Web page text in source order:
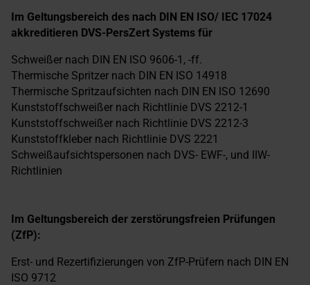
Im Geltungsbereich des nach DIN EN ISO/ IEC 17024
akkreditieren DVS-PersZert Systems für
Schweißer nach DIN EN ISO 9606-1, -ff.
Thermische Spritzer nach DIN EN ISO 14918
Thermische Spritzaufsichten nach DIN EN ISO 12690
Kunststoffschweißer nach Richtlinie DVS 2212-1
Kunststoffschweißer nach Richtlinie DVS 2212-3
Kunststoffkleber nach Richtlinie DVS 2221
Schweißaufsichtspersonen nach DVS- EWF-, und IIW-
Richtlinien
Im Geltungsbereich der zerstörungsfreien Prüfungen
(ZfP):
Erst- und Rezertifizierungen von ZfP-Prüfern nach DIN EN
ISO 9712